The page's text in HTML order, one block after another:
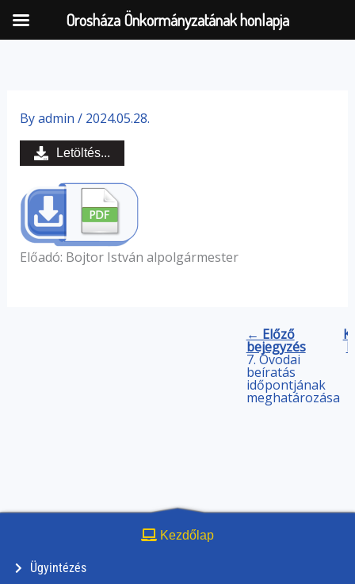
content
Byadmin / 2024.05.28.
Előadó: Bojtor István alpolgármester
Letöltés...
← Előző
bejegyzés
7. Óvodai
beíratás
időpontjának
meghatározása
Kezdőlap
Ügyintézés
Orosháza Önkormányzatának honlapja